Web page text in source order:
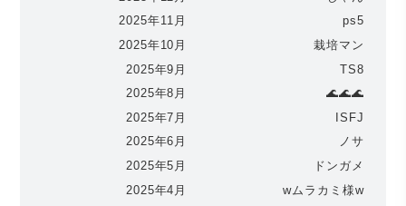
2025年11月
2025年10月
2025年9月
2025年8月
2025年7月
2025年6月
2025年5月
2025年4月
ps5
栽培マン
TS8
🌊🌊🌊
ISFJ
ノサ
ドンガメ
wムラカミ様w